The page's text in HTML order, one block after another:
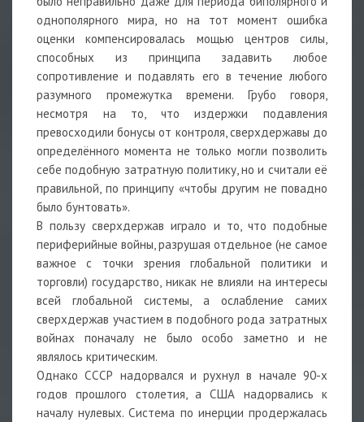
однополярного мира, но на тот момент ошибка
оценки компенсировалась мощью центров силы,
способных из принципа задавить любое
сопротивление и подавлять его в течение любого
разумного промежутка времени. Грубо говоря,
несмотря на то, что издержки подавления
превосходили бонусы от контроля, сверхдержавы до
определённого момента не только могли позволить
себе подобную затратную политику, но и считали её
правильной, по принципу «чтобы другим не повадно
было бунтовать».
В пользу сверхдержав играло и то, что подобные
периферийные войны, разрушая отдельное (не самое
важное с точки зрения глобальной политики и
торговли) государство, никак не влияли на интересы
всей глобальной системы, а ослабление самих
сверхдержав участием в подобного рода затратных
войнах поначалу не было особо заметно и не
являлось критическим.
Однако СССР надорвался и рухнул в начале 90-х
годов прошлого столетия, а США надорвались к
началу нулевых. Система по инерции продержалась